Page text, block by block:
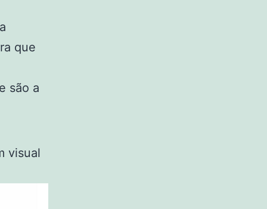
que
são a
visual